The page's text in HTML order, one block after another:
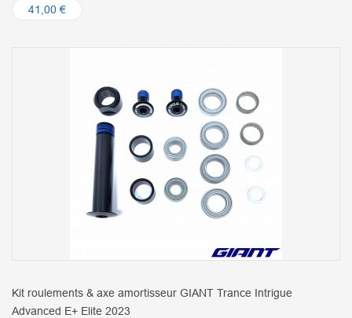
41,00 €
Kit roulements & axe amortisseur GIANT Trance Intrigue
Advanced E+ Elite 2023